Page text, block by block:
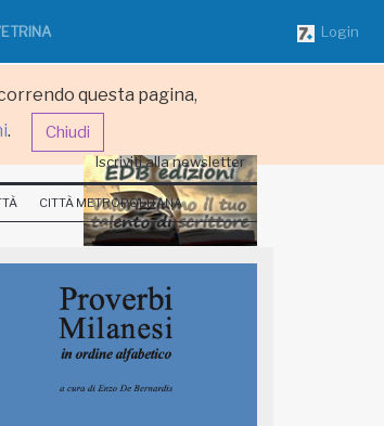
questa pagina,
. Chiudi
Login
Iscriviti alla newsletter
CITTÀ METROPOLITANA